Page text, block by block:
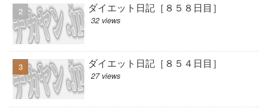
ダイエット日記［８５８日目］
32 views
ダイエット日記［８５４日目］
27 views